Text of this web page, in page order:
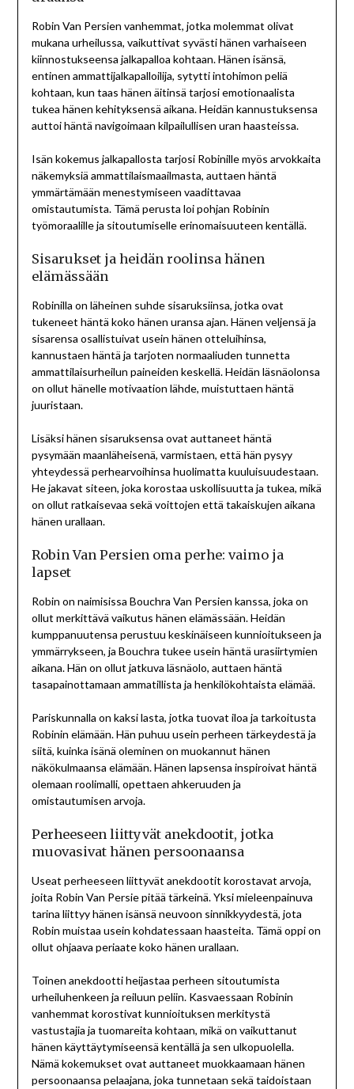
Robin Van Persien vanhemmat, jotka molemmat olivat
mukana urheilussa, vaikuttivat syvästi hänen varhaiseen
kiinnostukseensa jalkapalloa kohtaan. Hänen isänsä,
entinen ammattijalkapalloilija, sytytti intohimon peliä
kohtaan, kun taas hänen äitinsä tarjosi emotionaalista
tukea hänen kehityksensä aikana. Heidän kannustuksensa
auttoi häntä navigoimaan kilpailullisen uran haasteissa.
Isän kokemus jalkapallosta tarjosi Robinille myös arvokkaita
näkemyksiä ammattilaismaailmasta, auttaen häntä
ymmärtämään menestymiseen vaadittavaa
omistautumista. Tämä perusta loi pohjan Robinin
työmoraalille ja sitoutumiselle erinomaisuuteen kentällä.
Sisarukset ja heidän roolinsa hänen
elämässään
Robinilla on läheinen suhde sisaruksiinsa, jotka ovat
tukeneet häntä koko hänen uransa ajan. Hänen veljensä ja
sisarensa osallistuivat usein hänen otteluihinsa,
kannustaen häntä ja tarjoten normaaliuden tunnetta
ammattilaisurheilun paineiden keskellä. Heidän läsnäolonsa
on ollut hänelle motivaation lähde, muistuttaen häntä
juuristaan.
Lisäksi hänen sisaruksensa ovat auttaneet häntä
pysymään maanläheisenä, varmistaen, että hän pysyy
yhteydessä perhearvoihinsa huolimatta kuuluisuudestaan.
He jakavat siteen, joka korostaa uskollisuutta ja tukea, mikä
on ollut ratkaisevaa sekä voittojen että takaiskujen aikana
hänen urallaan.
Robin Van Persien oma perhe: vaimo ja
lapset
Robin on naimisissa Bouchra Van Persien kanssa, joka on
ollut merkittävä vaikutus hänen elämässään. Heidän
kumppanuutensa perustuu keskinäiseen kunnioitukseen ja
ymmärrykseen, ja Bouchra tukee usein häntä urasiirtymien
aikana. Hän on ollut jatkuva läsnäolo, auttaen häntä
tasapainottamaan ammatillista ja henkilökohtaista elämää.
Pariskunnalla on kaksi lasta, jotka tuovat iloa ja tarkoitusta
Robinin elämään. Hän puhuu usein perheen tärkeydestä ja
siitä, kuinka isänä oleminen on muokannut hänen
näkökulmaansa elämään. Hänen lapsensa inspiroivat häntä
olemaan roolimalli, opettaen ahkeruuden ja
omistautumisen arvoja.
Perheeseen liittyvät anekdootit, jotka
muovasivat hänen persoonaansa
Useat perheeseen liittyvät anekdootit korostavat arvoja,
joita Robin Van Persie pitää tärkeinä. Yksi mieleenpainuva
tarina liittyy hänen isänsä neuvoon sinnikkyydestä, jota
Robin muistaa usein kohdatessaan haasteita. Tämä oppi on
ollut ohjaava periaate koko hänen urallaan.
Toinen anekdootti heijastaa perheen sitoutumista
urheiluhenkeen ja reiluun peliin. Kasvaessaan Robinin
vanhemmat korostivat kunnioituksen merkitystä
vastustajia ja tuomareita kohtaan, mikä on vaikuttanut
hänen käyttäytymiseensä kentällä ja sen ulkopuolella.
Nämä kokemukset ovat auttaneet muokkaamaan hänen
persoonaansa pelaajana, joka tunnetaan sekä taidoistaan